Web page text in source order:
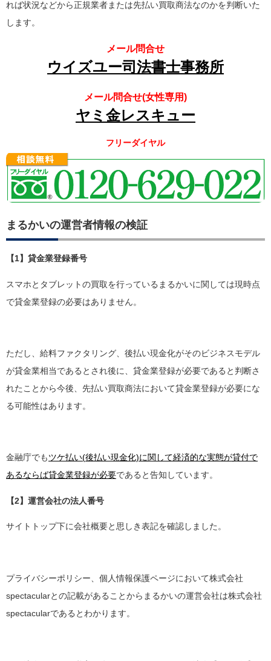
れば状況などから正規業者または先払い買取商法なのかを判断いた
します。
メール問合せ
ウイズユー司法書士事務所
メール問合せ(女性専用)
ヤミ金レスキュー
フリーダイヤル
まるかいの運営者情報の検証
【1】貸金業登録番号
スマホとタブレットの買取を行っているまるかいに関しては現時点
で貸金業登録の必要はありません。
ただし、給料ファクタリング、後払い現金化がそのビジネスモデル
が貸金業相当であるとされ後に、貸金業登録が必要であると判断さ
れたことから今後、先払い買取商法において貸金業登録が必要にな
る可能性はあります。
金融庁でも ツケ払い(後払い現金化)に関して経済的な実態が貸付で
あるならば貸金業登録が必要であると告知しています。
【2】運営会社の法人番号
サイトトップ下に会社概要と思しき表記を確認しました。
プライバシーポリシー、個人情報保護ページにおいて株式会社
spectacularとの記載があることからまるかいの運営会社は株式会社
spectacularであるとわかります。